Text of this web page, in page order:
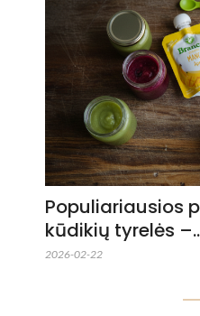
Populiariausios
kūdikių tyrelės
2026-02-22